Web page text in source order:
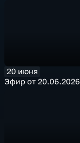
20 июня
Эфир от 20.06.2026